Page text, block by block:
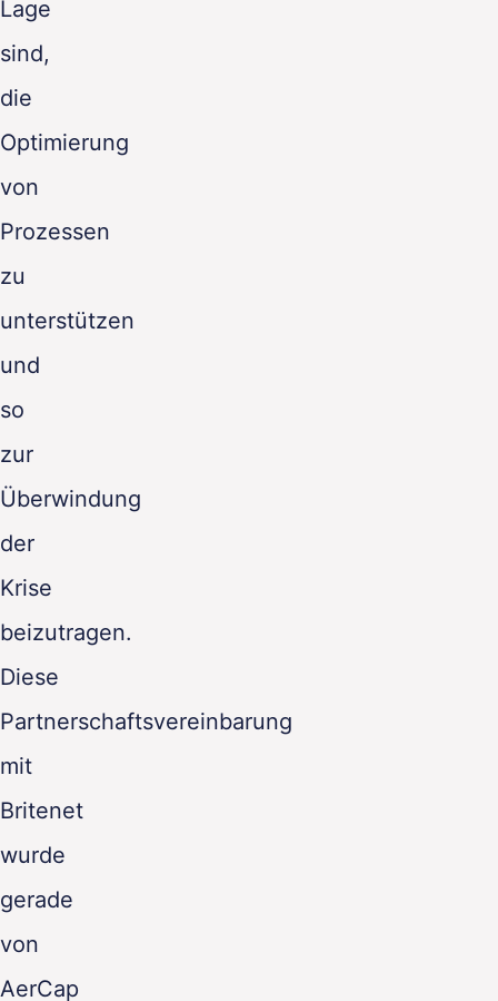
Lage
sind,
die
Optimierung
von
Prozessen
zu
unterstützen
und
so
zur
Überwindung
der
Krise
beizutragen.
Diese
Partnerschaftsvereinbarung
mit
Britenet
wurde
gerade
von
AerCap